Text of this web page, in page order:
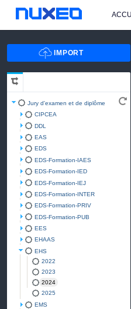
Jury d'examen et de diplôme
CIPCEA
DDL
EAS
EDS
EDS-Formation-IAES
EDS-Formation-IED
EDS-Formation-IEJ
EDS-Formation-INTER
EDS-Formation-PRIV
EDS-Formation-PUB
EES
EHAAS
EHS
2022
2023
2024
2025
EMS